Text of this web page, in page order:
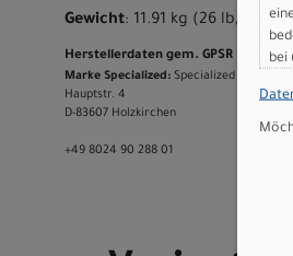
Gewicht: 11.91 kg (26 lb, 4.1 oz)
Herstellerdaten gem. GPSR
Marke Specialized: Specialized Germany
Hauptstr. 4
D-83607 Holzkirchen
+49 8024 90 288 01
bei